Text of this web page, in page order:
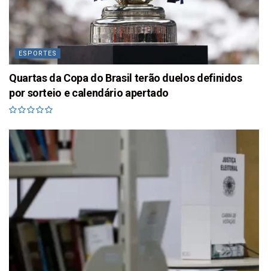
ESPORTES
Quartas da Copa do Brasil terão duelos definidos
por sorteio e calendário apertado